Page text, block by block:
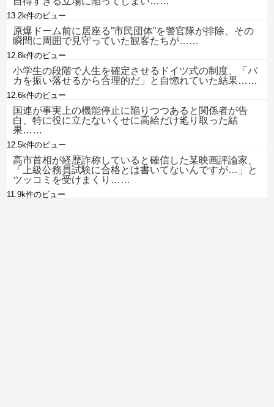
13.2k件のビュー
原爆ドーム前に居座る”市民団体”を警官隊が排除、その
瞬間に周囲で見守っていた観客たちが……
12.8k件のビュー
小学生の段階で人生を確定させるドイツ式の制度、「バ
カを振い落せるから合理的だ」と自惚れていた結果……
12.6k件のビュー
国連が事実上の機能停止に陥りつつあると関係者が告
白、特に役に立たないくせに高給だけ毟り取った結
果……
12.5k件のビュー
高市首相が経歴詐称していると確信した某映画評論家、
「上級公務員試験に合格とは書いてないんですが…」と
ツッコミを受けまくり……
11.9k件のビュー